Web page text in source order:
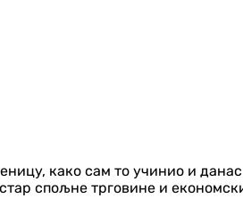
како сам то учинио и
спољне трговине и